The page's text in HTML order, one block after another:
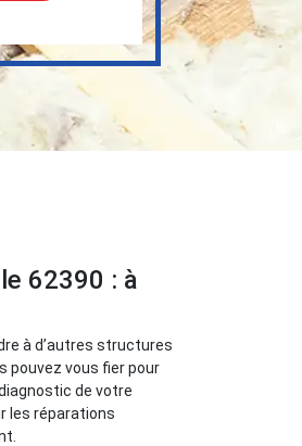
62390 : à
à d’autres structures
pouvez vous fier pour
de votre
les réparations